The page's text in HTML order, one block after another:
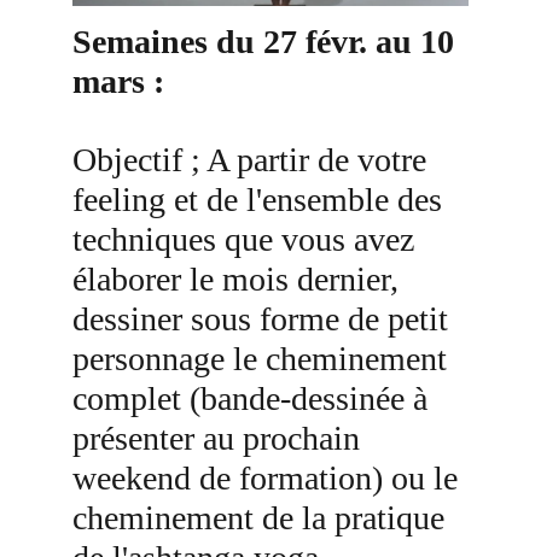
Semaines du 27 févr. au 10
mars :​
Objectif ; A partir de votre
feeling et de l'ensemble des
techniques que vous avez
élaborer le mois dernier,
dessiner sous forme de petit
personnage le cheminement
complet (bande-dessinée à
présenter au prochain
weekend de formation)​ ou le
cheminement de la pratique